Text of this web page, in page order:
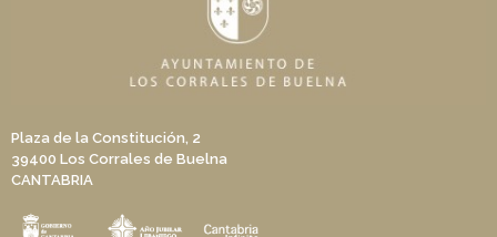
Plaza de la Constitución, 2
39400 Los Corrales de Buelna
CANTABRIA